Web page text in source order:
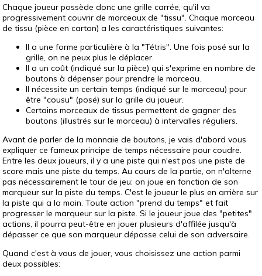
Chaque joueur possède donc une grille carrée, qu'il va
progressivement couvrir de morceaux de "tissu". Chaque morceau
de tissu (pièce en carton) a les caractéristiques suivantes:
Il a une forme particulière à la "Tétris". Une fois posé sur la
grille, on ne peux plus le déplacer.
Il a un coût (indiqué sur la pièce) qui s'exprime en nombre de
boutons à dépenser pour prendre le morceau.
Il nécessite un certain temps (indiqué sur le morceau) pour
être "cousu" (posé) sur la grille du joueur.
Certains morceaux de tissus permettent de gagner des
boutons (illustrés sur le morceau) à intervalles réguliers.
Avant de parler de la monnaie de boutons, je vais d'abord vous
expliquer ce fameux principe de temps nécessaire pour coudre.
Entre les deux joueurs, il y a une piste qui n'est pas une piste de
score mais une piste du temps. Au cours de la partie, on n'alterne
pas nécessairement le tour de jeu: on joue en fonction de son
marqueur sur la piste du temps. C'est le joueur le plus en arrière sur
la piste qui a la main. Toute action "prend du temps" et fait
progresser le marqueur sur la piste. Si le joueur joue des "petites"
actions, il pourra peut-être en jouer plusieurs d'affilée jusqu'à
dépasser ce que son marqueur dépasse celui de son adversaire.
Quand c'est à vous de jouer, vous choisissez une action parmi
deux possibles: